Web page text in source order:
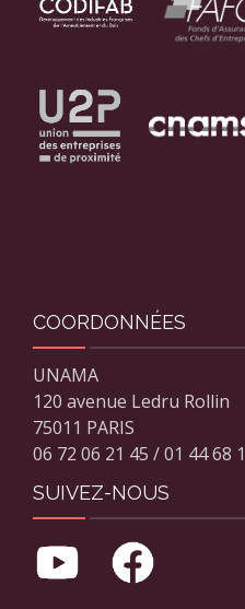
COORDONNÉES
UNAMA
120 avenue Ledru Rollin
75011 PARIS
06 72 06 21 45 / 01 44 68
SUIVEZ-NOUS